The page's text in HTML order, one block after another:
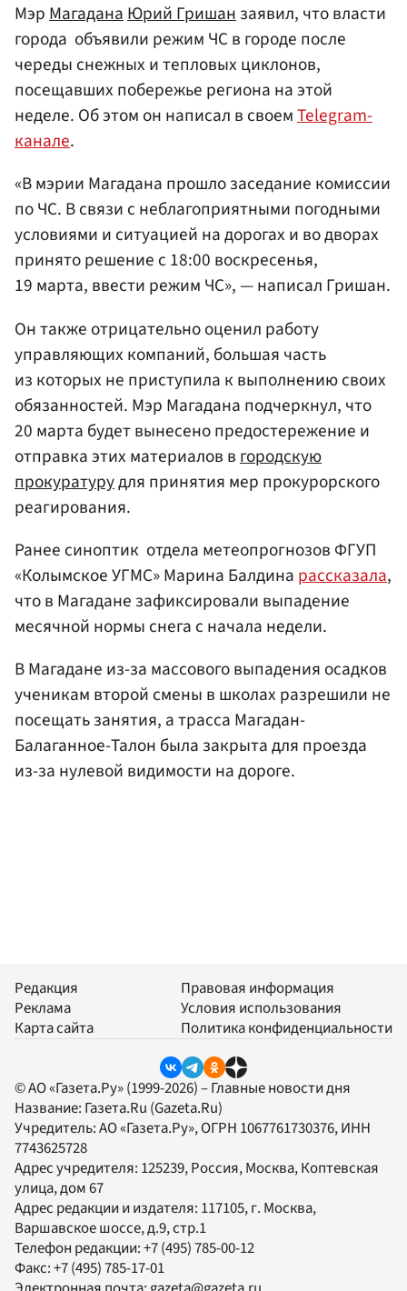
МэрМагаданаЮрий Гришанзаявил, что власти
города объявили режим ЧС в городе после
череды снежных и тепловых циклонов,
посещавших побережье региона на этой
неделе. Об этом он написал в своемTelegram-
канале.
«В мэрии Магадана прошло заседание комиссии
по ЧС. В связи с неблагоприятными погодными
условиями и ситуацией на дорогах и во дворах
принято решение с 18:00 воскресенья,
19 марта, ввести режим ЧС», — написал Гришан.
Он также отрицательно оценил работу
управляющих компаний, большая часть
из которых не приступила к выполнению своих
обязанностей. Мэр Магадана подчеркнул, что
20 марта будет вынесено предостережение и
отправка этих материалов в городскую
прокуратурудля принятия мер прокурорского
реагирования.
Ранее синоптик отдела метеопрогнозов ФГУП
«Колымское УГМС» Марина Балдина рассказала,
что в Магадане зафиксировали выпадение
месячной нормы снега с начала недели.
В Магадане из-за массового выпадения осадков
ученикам второй смены в школах разрешили не
посещать занятия, а трасса Магадан-
Балаганное-Талон была закрыта для проезда
из-за нулевой видимости на дороге.
Редакция
Реклама
Карта сайта
Правовая информация
Условия использования
Политика конфиденциальности
© АО «Газета.Ру» (1999-2026) – Главные новости дня
Название: Газета.Ru (Gazeta.Ru)
Учредитель:АО «Газета.Ру», ОГРН 1067761730376, ИНН
7743625728
Адрес учредителя: 125239, Россия, Москва, Коптевская
улица, дом 67
Адрес редакции и издателя: 117105, г. Москва,
Варшавское шоссе, д.9, стр.1
Телефон редакции:+7 (495) 785-00-12
Факс:+7 (495) 785-17-01